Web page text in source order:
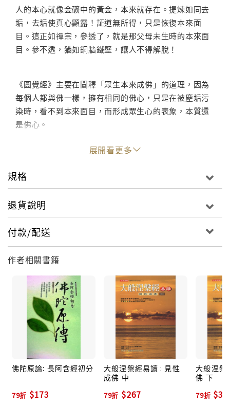
人的本心就像金礦中的黃金，本來就存在。提煉如同去
垢，去垢使真心顯露！証道無所得，只是恢復本來面
目。這正如禪宗，參透了，就是那父母未生時的本來面
目。參不透，猶如銅牆鐵壁，讓人不得解脫！
《圓覺經》主要在闡釋「眾生本來成佛」的道理，因為
每個人都與佛一樣，擁有相同的佛心，只是在被塵垢污
染時，看不到本來面目，而形成眾生心的表象，本質還
是佛心。
展開看更多
規格
退貨說明
付款/配送
作者相關書籍
佛陀原論: 長阿含經初分
79折 $173
大般涅槃經易讀 : 見性
成佛 中
79折 $267
大般涅槃
佛 下
79折